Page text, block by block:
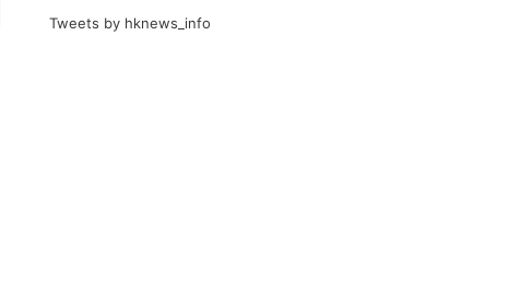
Tweets by hknews_info